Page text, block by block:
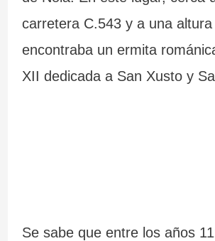
carretera C.543 y a una
encontraba un ermita
XII dedicada a San Xusto y
Se sabe que entre los años